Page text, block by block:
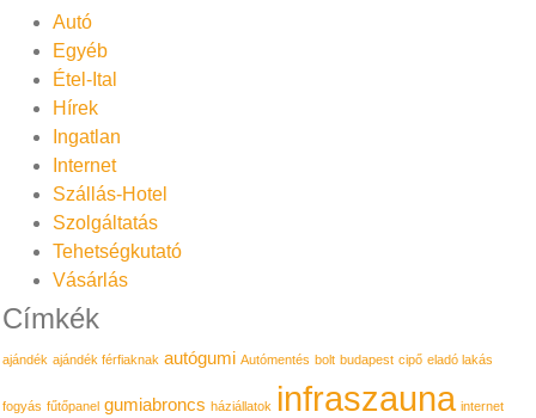
Autó
Egyéb
Étel-Ital
Hírek
Ingatlan
Internet
Szállás-Hotel
Szolgáltatás
Tehetségkutató
Vásárlás
Címkék
ajándék ajándék férfiaknak autógumi Autómentés bolt budapest cipő eladó lakás
fogyás fűtőpanel gumiabroncs háziállatok infraszauna internet